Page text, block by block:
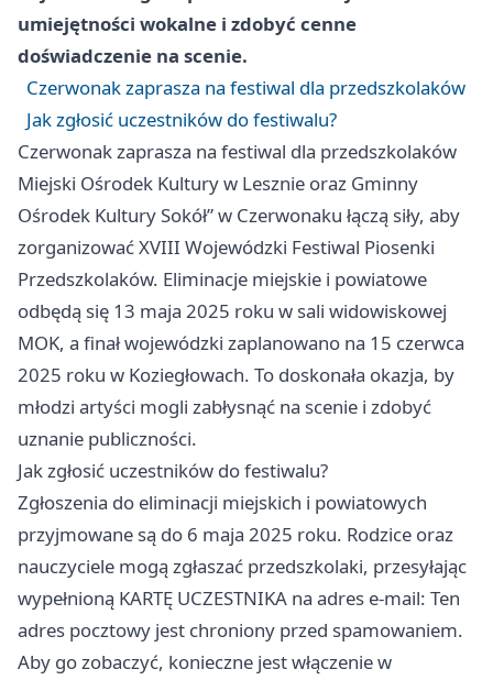
umiejętności wokalne i zdobyć cenne
doświadczenie na scenie.
Czerwonak zaprasza na festiwal dla przedszkolaków
Jak zgłosić uczestników do festiwalu?
Czerwonak zaprasza na festiwal dla przedszkolaków
Miejski Ośrodek Kultury w Lesznie oraz Gminny
Ośrodek Kultury Sokół” w Czerwonaku łączą siły, aby
zorganizować XVIII Wojewódzki Festiwal Piosenki
Przedszkolaków. Eliminacje miejskie i powiatowe
odbędą się 13 maja 2025 roku w sali widowiskowej
MOK, a finał wojewódzki zaplanowano na 15 czerwca
2025 roku w Koziegłowach. To doskonała okazja, by
młodzi artyści mogli zabłysnąć na scenie i zdobyć
uznanie publiczności.
Jak zgłosić uczestników do festiwalu?
Zgłoszenia do eliminacji miejskich i powiatowych
przyjmowane są do 6 maja 2025 roku. Rodzice oraz
nauczyciele mogą zgłaszać przedszkolaki, przesyłając
wypełnioną KARTĘ UCZESTNIKA na adres e-mail: Ten
adres pocztowy jest chroniony przed spamowaniem.
Aby go zobaczyć, konieczne jest włączenie w